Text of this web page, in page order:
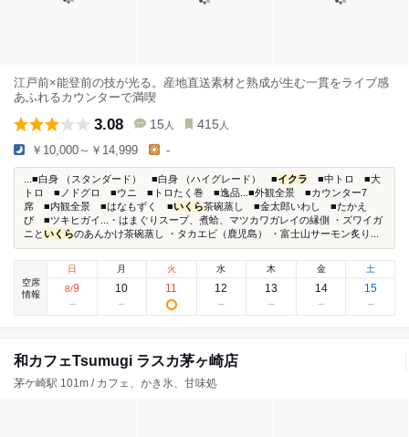
江戸前×能登前の技が光る。産地直送素材と熟成が生む一貫をライブ感
あふれるカウンターで満喫
3.08 15 人 415 人
￥10,000～￥14,999 -
...■白身 （スタンダード） ■白身 （ハイグレード） ■イクラ ■中トロ ■大
トロ ■ノドグロ ■ウニ ■トロたく巻 ■逸品...■外観全景 ■カウンター7
席 ■内観全景 ■はなもずく ■いくら茶碗蒸し ■金太郎いわし ■たかえ
び ■ツキヒガイ...・はまぐりスープ、煮蛤、マツカワガレイの縁側 ・ズワイガ
ニと いくらのあんかけ茶碗蒸し ・タカエビ（鹿児島） ・富士山サーモン炙り...
空席
情報
日
8/9
月
10
火
11
水
12
木
13
金
14
土
15
和カフェTsumugi ラスカ茅ヶ崎店
茅ケ崎駅 101m / カフェ、かき氷、甘味処